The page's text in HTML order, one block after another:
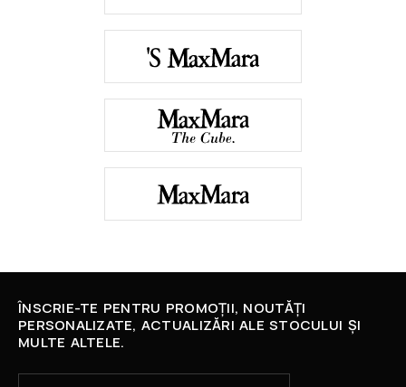
ÎNSCRIE-TE PENTRU PROMOȚII, NOUTĂȚI
PERSONALIZATE, ACTUALIZĂRI ALE STOCULUI ȘI
MULTE ALTELE.